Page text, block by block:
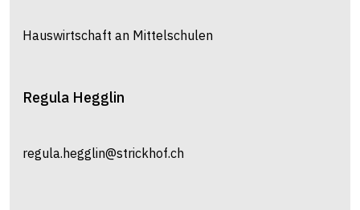
Hauswirtschaft an Mittelschulen
Regula Hegglin
regula.hegglin@strickhof.ch